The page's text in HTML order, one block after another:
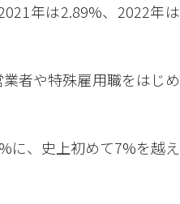
年は2.89%、2022年は
者や特殊雇用職をはじめ
に、史上初めて7%を越え